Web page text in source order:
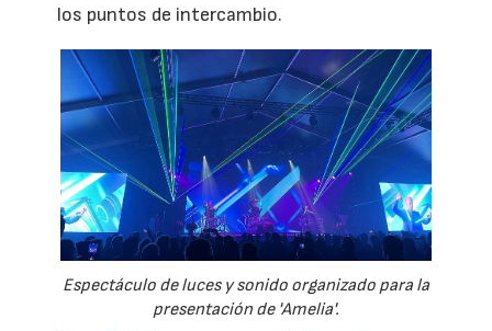
los puntos de intercambio.
Espectáculo de luces y sonido organizado para la
presentación de 'Amelia'.